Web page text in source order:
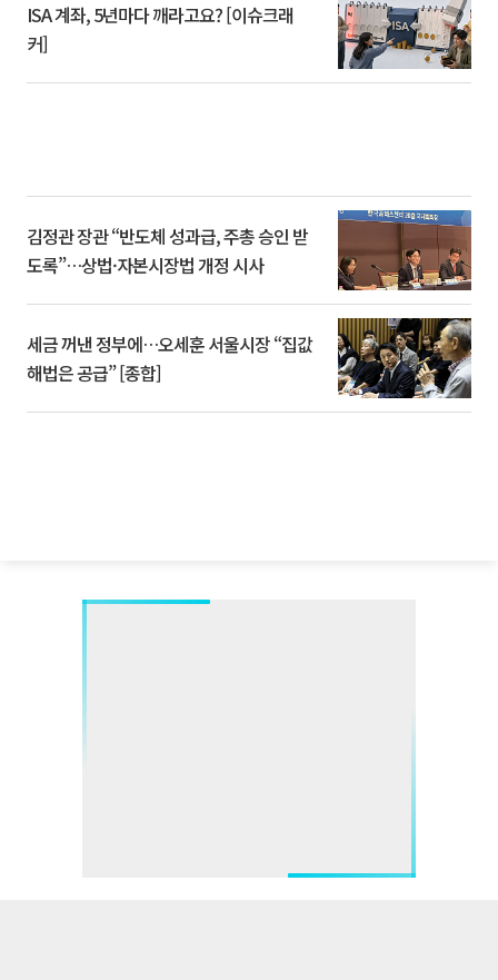
ISA 계좌, 5년마다 깨라고요? [이슈크래
커]
김정관 장관 “반도체 성과급, 주총 승인 받
도록”…상법·자본시장법 개정 시사
세금 꺼낸 정부에…오세훈 서울시장 “집값
해법은 공급” [종합]